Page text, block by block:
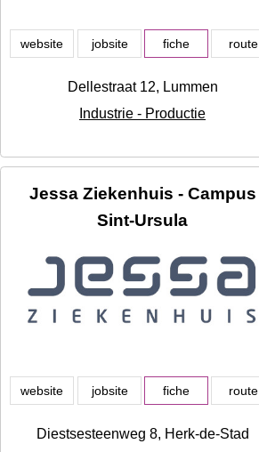
website jobsite fiche route
Dellestraat 12, Lummen
Industrie - Productie
Jessa Ziekenhuis - Campus
Sint-Ursula
website jobsite fiche route
Diestsesteenweg 8, Herk-de-Stad